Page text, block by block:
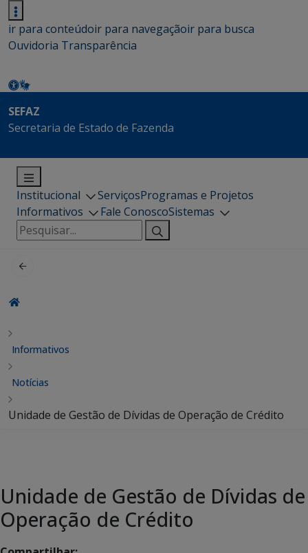
ir para conteúdoir para navegaçãoir para busca
Ouvidoria Transparência
SEFAZ
Secretaria de Estado de Fazenda
Institucional ServiçosProgramas e Projetos
Informativos
Fale ConoscoSistemas
Pesquisar
por:
Informativos
Notícias
Unidade de Gestão de Dívidas de Operação de Crédito
Unidade de Gestão de Dívidas de
Operação de Crédito